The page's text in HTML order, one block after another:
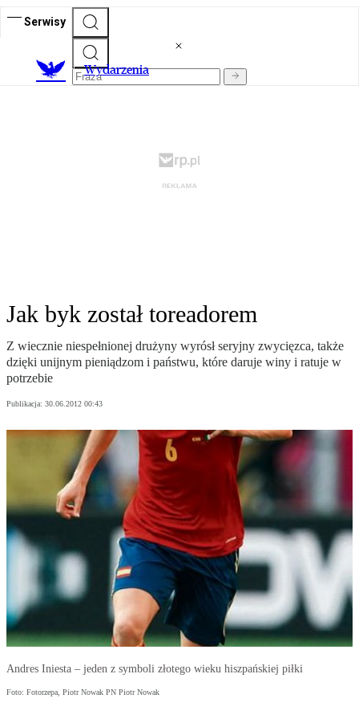
Serwisy
Wydarzenia
Jak byk zo­stał to­re­ado­rem
Z wiecznie nie­speł­nio­nej drużyny wy­rósł se­ryj­ny zwy­cięz­ca, także
dzięki unij­nym pie­nią­dzom i pań­stwu, któ­re da­ru­je wi­ny i ra­tu­je w
po­trze­bie
Publikacja: 30.06.2012 00:43
Andres Iniesta – jeden z symboli złotego wieku hiszpańskiej piłki
Foto: Fotorzepa, Piotr Nowak PN Piotr Nowak